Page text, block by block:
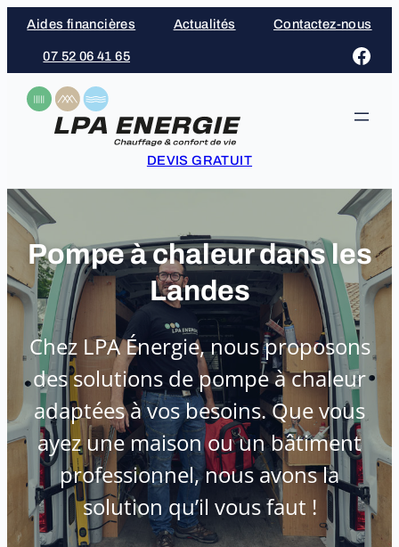
Aller
contenu
Aides financières Actualités Contactez-nous
07 52 06 41 65
DEVIS GRATUIT
Pompe à chaleur dans les
Landes
Chez LPA Énergie, nous proposons
des solutions de pompe à chaleur
adaptées à vos besoins. Que vous
ayez une maison ou un bâtiment
professionnel, nous avons la
solution qu’il vous faut !